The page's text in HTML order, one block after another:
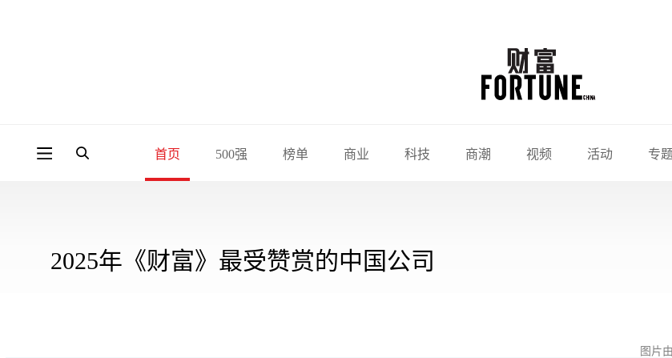
首页 500强 榜单 商业 科技 商潮 视频 活动 专题
2025年《财富》最受赞赏的中国公司
图片